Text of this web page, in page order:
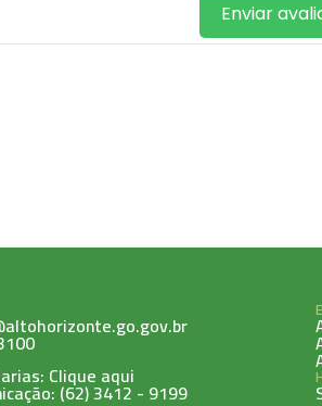
Enviar
Clique aqui
(62) 3412 - 9199